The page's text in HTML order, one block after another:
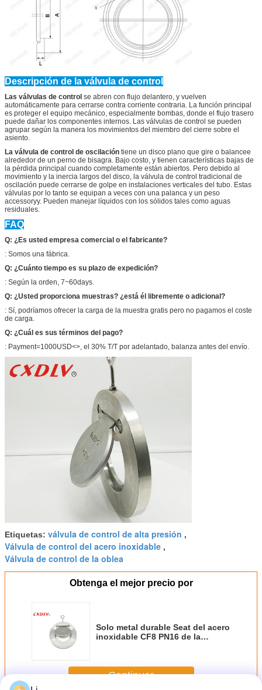
Descripción de la válvula de control
Las válvulas de control se abren con flujo delantero, y vuelven
automáticamente para cerrarse contra corriente contraria. La función principal
es proteger el equipo mecánico, especialmente bombas, donde el flujo trasero
puede dañar los componentes internos. Las válvulas de control se pueden
agrupar según la manera los movimientos del miembro del cierre sobre el
asiento.
La válvula de control de oscilación tiene un disco plano que gire o balancee
alrededor de un perno de bisagra. Bajo costo, y tienen características bajas de
la pérdida principal cuando completamente están abiertos. Pero debido al
movimiento y la inercia largos del disco, la válvula de control tradicional de
oscilación puede cerrarse de golpe en instalaciones verticales del tubo. Estas
válvulas por lo tanto se equipan a veces con una palanca y un peso
accessoryy. Pueden manejar líquidos con los sólidos tales como aguas
residuales.
FAQ
Q: ¿Es usted empresa comercial o el fabricante?
: Somos una fábrica.
Q: ¿Cuánto tiempo es su plazo de expedición?
: Según la orden, 7~60days.
Q: ¿Usted proporciona muestras? ¿está él libremente o adicional?
: Sí, podríamos ofrecer la carga de la muestra gratis pero no pagamos el coste
de carga.
Q: ¿Cuál es sus términos del pago?
: Payment=1000USD<>, el 30% T/T por adelantado, balanza antes del envío.
Etiquetas: válvula de control de alta presión ,
Válvula de control del acero inoxidable ,
Válvula de control de la oblea
Obtenga el mejor precio por
Solo metal durable Seat del acero
inoxidable CF8 PN16 de la
Continuar